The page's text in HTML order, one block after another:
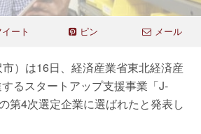
ート ピン メール
）は16日、経済産業省東北経済産
るスタートアップ支援事業「J-
第4次選定企業に選ばれたと発表し